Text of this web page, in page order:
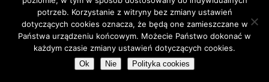
potrzeb. Korzystanie z witryny bez zmiany ustawień
dotyczących cookies oznacza, że będą one zamieszczane w
Państwa urządzeniu końcowym. Możecie Państwo dokonać w
każdym czasie zmiany ustawień dotyczących cookies.
Ok Nie Polityka cookies